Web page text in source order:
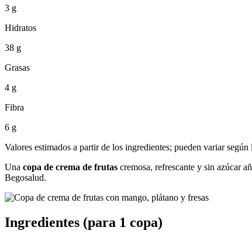
3 g
Hidratos
38 g
Grasas
4 g
Fibra
6 g
Valores estimados a partir de los ingredientes; pueden variar según
Una copa de crema de frutas cremosa, refrescante y sin azúcar
Begosalud.
Ingredientes (para 1 copa)